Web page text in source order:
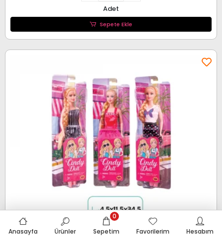
Adet
Sepete Ekle
Anasayfa Ürünler Sepetim
0
Favorilerim
Hesabım